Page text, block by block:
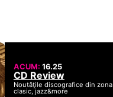
ACUM: 16.25
CD Review
Noutăţile discografice din zona
clasic, jazz&more